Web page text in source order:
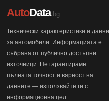
AutoData.bg
Технически характеристики и данни
за автомобили. Информацията е
събрана от публично достъпни
източници. Не гарантираме
пълната точност и вярност на
данните — използвайте ги с
информационна цел.